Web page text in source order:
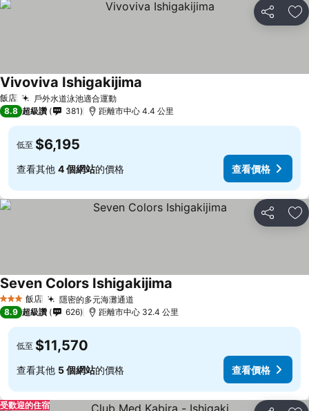
分享 加
飯店 戶外水道泳池適合運動
Vivoviva Ishigakijima
8.8 超級讚 381 距離市中心 4.4 公里
低至 $6,195
查看其他 4 個網站的價格 查看價格
分享 加
3 星級 飯店 隱密的多元海灘通道
Seven Colors Ishigakijima
8.9 超級讚 626 距離市中心 32.4 公里
低至 $11,570
查看其他 5 個網站的價格 查看價格
受歡迎的住宿